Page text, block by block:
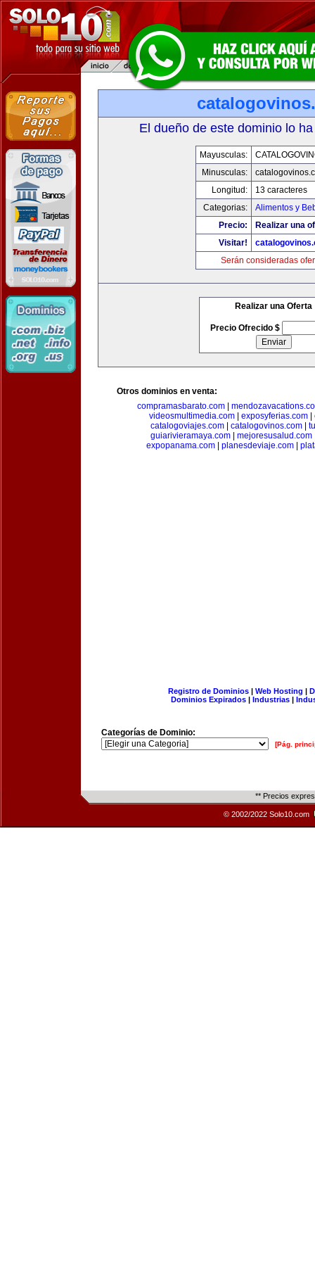
El dueño de este dominio lo
Mayusculas:
Minusculas:
Longitud:
13 caracteres
Categorias:
Alimentos y
Precio:
Realizar una
Visitar!
Serán consideradas
Realizar una Oferta
Precio Ofrecido $
Otros dominios en venta:
compramasbarato.com|
videosmultimedia.com
exposyferias.com
catalogoviajes.com| catalogovinos.com|
guiarivieramaya.com
mejoresusalud.com
expopanama.com| planesdeviaje.com|
Registro de Dominios| Web Hosting |
Dominios Expirados | Industrias |
Categorías de Dominio:
[Pág.
** Precios
© 2002/2022 Solo10.com